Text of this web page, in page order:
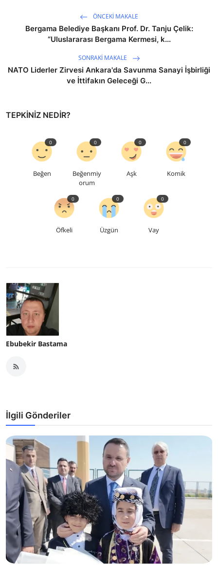
ÖNCEKI MAKALE
Bergama Belediye Başkanı Prof. Dr. Tanju Çelik:
“Uluslararası Bergama Kermesi, k...
SONRAKI MAKALE
NATO Liderler Zirvesi Ankara'da Savunma Sanayi İşbirliği
ve İttifakın Geleceği G...
TEPKINIZ NEDIR?
Beğen
0
Beğenmiy
orum
0
Aşk
0
Komik
0
Öfkeli
0
Üzgün
0
Vay
0
Ebubekir Bastama
İlgili Gönderiler